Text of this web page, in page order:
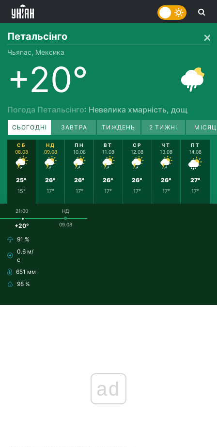
Петальсінго
Чьяпас, Мексика
+20°
Погода Петальсінго: Невелика хмарність, дощ
СЬОГОДНІ ЗАВТРА ТИЖДЕНЬ 2 ТИЖНІ
СБ
08.08
25°
15°
НД
09.08
26°
17°
ПН
10.08
26°
17°
ВТ
11.08
26°
17°
СР
12.08
26°
17°
ЧТ
13.08
26°
17°
ПТ
14.08
27°
17°
21:00
+20°
91 %
0.6 м/
с
651 мм
98 %
НД
09.08
ad